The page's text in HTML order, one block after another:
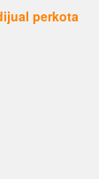
perkota